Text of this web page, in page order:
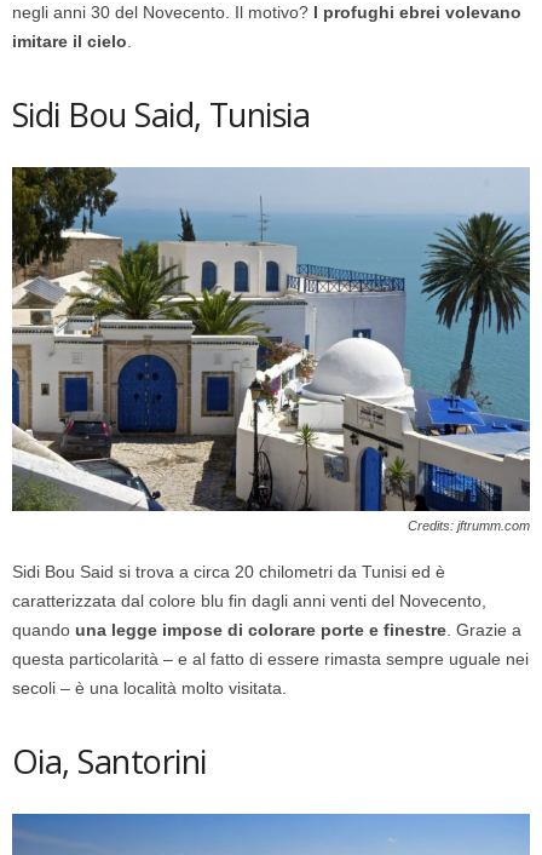
negli anni 30 del Novecento. Il motivo? I profughi ebrei volevano
imitare il cielo
Sidi Bou Said, Tunisia
Credits: jftrumm.com
Sidi Bou Said si trova a circa 20 chilometri da Tunisi ed è
caratterizzata dal colore blu fin dagli anni venti del Novecento,
quando una legge impose di colorare porte e finestre . Grazie a
questa particolarità – e al fatto di essere rimasta sempre uguale nei
secoli – è una località molto visitata.
Oia, Santorini